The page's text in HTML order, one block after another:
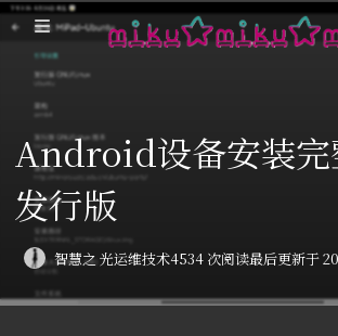
游戏
Minecraft
MikuTap
「Sakana!」
卜卜口的神奇海螺试验场
我的追番
我的Steam
友人帐
这是甚麽？
Android设备安装
发行版
智慧之 光运维技术4534 次阅读最后更新于
预计阅读时间: 11 分钟